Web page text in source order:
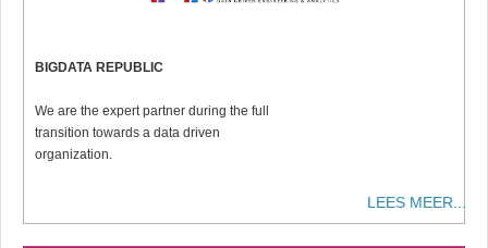
BIGDATA REPUBLIC
We are the expert partner during the full
transition towards a data driven
organization.
LEES MEER...